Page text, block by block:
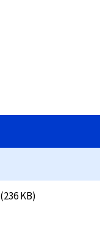
(236 KB)